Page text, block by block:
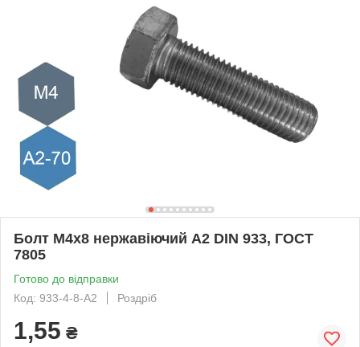
Болт M4х8 нержавіючий А2 DIN 933, ГОСТ
7805
Готово до відправки
Код: 933-4-8-А2
Роздріб
1,55 ₴